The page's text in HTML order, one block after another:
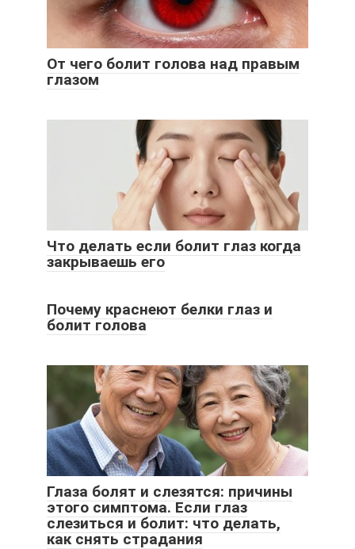
От чего болит голова над правым
глазом
Что делать если болит глаз когда
закрываешь его
Почему краснеют белки глаз и
болит голова
Глаза болят и слезятся: причины
этого симптома. Если глаз
слезиться и болит: что делать,
как снять страдания